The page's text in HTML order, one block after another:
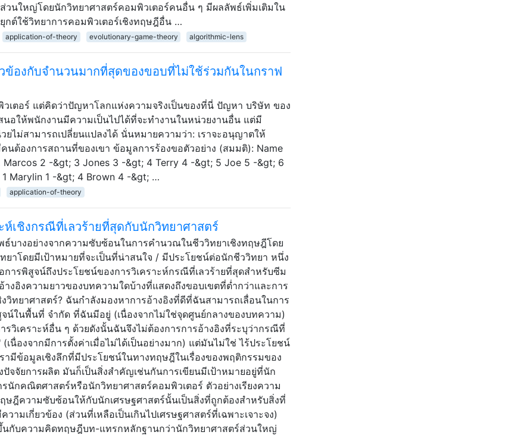
วนใหญ่โดยนักวิทยาศาสตร์คอมพิวเตอร์คนอื่น ๆ มีผลลัพธ์เพิ่มเติมใน
กต์ใช้วิทยาการคอมพิวเตอร์เชิงทฤษฎีอื่น …
application-of-theory evolutionary-game-theory algorithmic-lens
ข้องกับจำนวนมากที่สุดของขอบที่ไม่ใช้ร่วมกันในกราฟ
เตอร์ แต่คิดว่าปัญหาโลกแห่งความจริงเป็นของที่นี่ ปัญหา บริษัท ของ
นอให้พนักงานมีความเป็นไปได้ที่จะทำงานในหน่วยงานอื่น แต่มี
ไม่สามารถเปลี่ยนแปลงได้ นั่นหมายความว่า: เราจะอนุญาตให้
นต้องการสถานที่ของเขา ข้อมูลการร้องขอตัวอย่าง (สมมติ): Name
Marcos 2 -&gt; 3 Jones 3 -&gt; 4 Terry 4 -&gt; 5 Joe 5 -&gt; 6
Marylin 1 -&gt; 4 Brown 4 -&gt; …
application-of-theory
ห์เชิงกรณีที่เลวร้ายที่สุดกับนักวิทยาศาสตร์
ธ์บางอย่างจากความซับซ้อนในการคำนวณในชีววิทยาเชิงทฤษฎีโดย
ยาโดยมีเป้าหมายที่จะเป็นที่น่าสนใจ / มีประโยชน์ต่อนักชีววิทยา หนึ่ง
รพิสูจน์ถึงประโยชน์ของการวิเคราะห์กรณีที่เลวร้ายที่สุดสำหรับซีม
งอิงความยาวของบทความใดบ้างที่แสดงถึงขอบเขตที่ต่ำกว่าและการ
ทยาศาสตร์? ฉันกำลังมองหาการอ้างอิงที่ดีที่ฉันสามารถเลื่อนในการ
น์ในพื้นที่ จำกัด ที่ฉันมีอยู่ (เนื่องจากไม่ใช่จุดศูนย์กลางของบทความ)
วิเคราะห์อื่น ๆ ด้วยดังนั้นฉันจึงไม่ต้องการการอ้างอิงที่ระบุว่ากรณีที่
เนื่องจากมีการตั้งค่าเมื่อไม่ได้เป็นอย่างมาก) แต่มันไม่ใช่ ไร้ประโยชน์
ามีข้อมูลเชิงลึกที่มีประโยชน์ในทางทฤษฎีในเรื่องของพฤติกรรมของ
จจัยการผลิต มันก็เป็นสิ่งสำคัญเช่นกันการเขียนมีเป้าหมายอยู่ที่นัก
นักคณิตศาสตร์หรือนักวิทยาศาสตร์คอมพิวเตอร์ ตัวอย่างเรียงความ
ษฎีความซับซ้อนให้กับนักเศรษฐศาสตร์นั้นเป็นสิ่งที่ถูกต้องสำหรับสิ่งที่
ามเกี่ยวข้อง (ส่วนที่เหลือเป็นเกินไปเศรษฐศาสตร์ที่เฉพาะเจาะจง)
กับความคิดทฤษฎีบท-แทรกหลักฐานกว่านักวิทยาศาสตร์ส่วนใหญ่